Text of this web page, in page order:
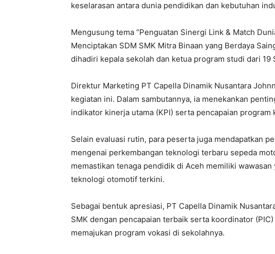
keselarasan antara dunia pendidikan dan kebutuhan
Mengusung tema “Penguatan Sinergi Link & Match
Menciptakan SDM SMK Mitra Binaan yang Berdaya
dihadiri kepala sekolah dan ketua program studi dari 19
Direktur Marketing PT Capella Dinamik Nusantara
kegiatan ini. Dalam sambutannya, ia menekankan
indikator kinerja utama (KPI) serta pencapaian
Selain evaluasi rutin, para peserta juga mendapatkan
mengenai perkembangan teknologi terbaru sepeda
memastikan tenaga pendidik di Aceh memiliki
teknologi otomotif terkini.
Sebagai bentuk apresiasi, PT Capella Dinamik
SMK dengan pencapaian terbaik serta koordinator
memajukan program vokasi di sekolahnya.